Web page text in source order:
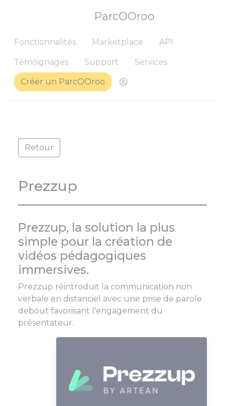
ParcOOroo
Fonctionnalités Marketplace API
Témoignages Support Services
Créer un ParcOOroo Me connecter pour
Retour
Prezzup
Prezzup, la solution la plus
simple pour la création de
vidéos pédagogiques
immersives.
Prezzup réintroduit la communication non
verbale en distanciel avec une prise de parole
debout favorisant l'engagement du
présentateur.